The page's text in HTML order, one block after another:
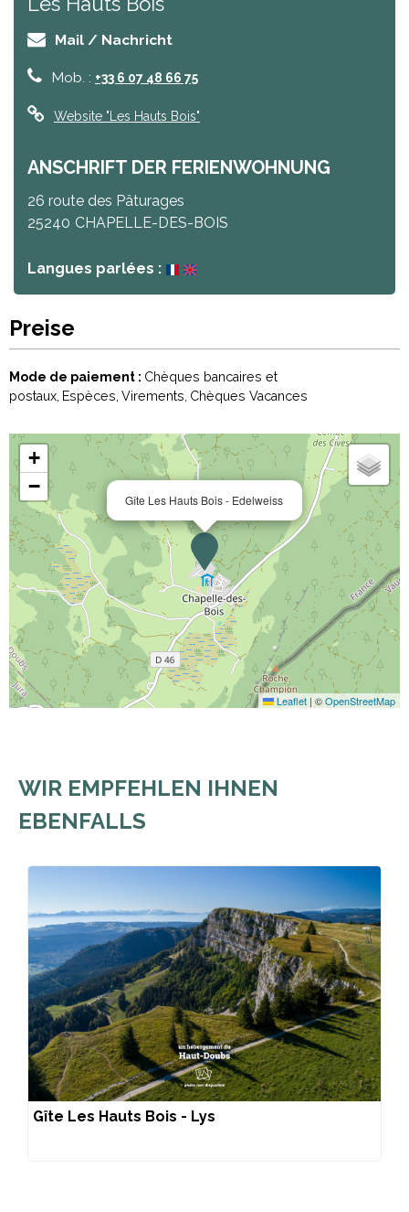
Mail / Nachricht
Mob. : +33 6 07 48 66 75
Website "Les Hauts Bois"
ANSCHRIFT DER FERIENWOHNUNG
26 route des Pâturages
25240 CHAPELLE-DES-BOIS
Langues parlées :
Preise
Mode de paiement : Chèques bancaires et
postaux Espèces Virements Chèques Vacances
Gîte Les Hauts Bois - Edelweiss
+
−
Leaflet | ©OpenStreetMap
WIR EMPFEHLEN IHNEN
EBENFALLS
Gîte Les Hauts Bois - Lys